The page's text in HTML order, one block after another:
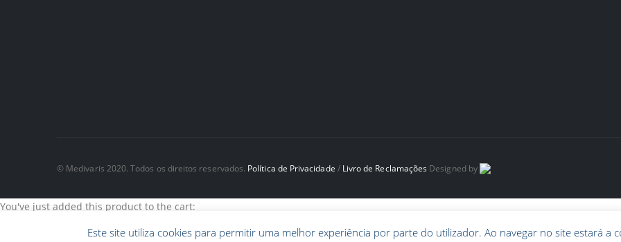
© Medivaris 2020. Todos os direitos reservados. Política de Privacidade / Livro de Reclamações Designed by
You've just added this product to the cart:
Este site utiliza cookies para permitir uma melhor experiência por parte do utilizador. Ao navegar no site estará a